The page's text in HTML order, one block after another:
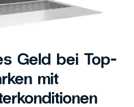
Geld bei Top-
mit